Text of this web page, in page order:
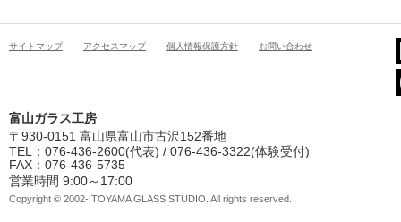
サイトマップ アクセスマップ 個人情報保護方針 お問い合わせ
富山ガラス工房
〒930-0151 富山県富山市古沢152番地
TEL：076-436-2600(代表) / 076-436-3322(体験受付)
FAX：076-436-5735
営業時間 9:00～17:00
Copyright © 2002- TOYAMA GLASS STUDIO. All rights reserved.